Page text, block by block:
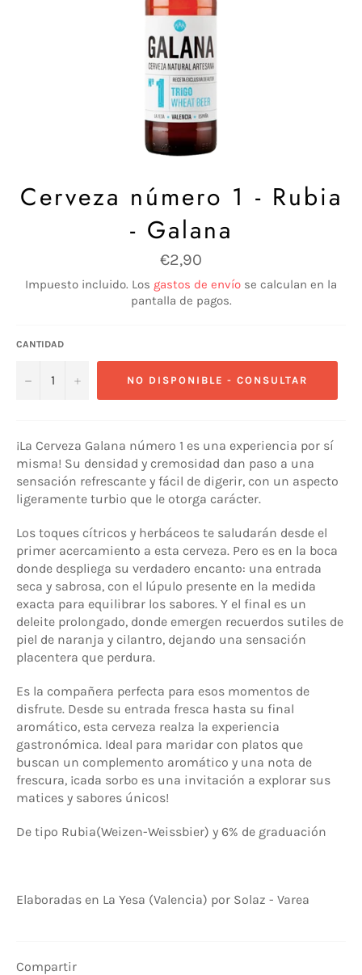
Cerveza número 1 - Rubia
- Galana
Precio
habitual
€2,90
Impuesto incluido. Los gastos de envío se calculan en la
pantalla de pagos.
CANTIDAD
− + NO DISPONIBLE - CONSULTAR
¡La Cerveza Galana número 1 es una experiencia por sí
misma! Su densidad y cremosidad dan paso a una
sensación refrescante y fácil de digerir, con un aspecto
ligeramente turbio que le otorga carácter.
Los toques cítricos y herbáceos te saludarán desde el
primer acercamiento a esta cerveza. Pero es en la boca
donde despliega su verdadero encanto: una entrada
seca y sabrosa, con el lúpulo presente en la medida
exacta para equilibrar los sabores. Y el final es un
deleite prolongado, donde emergen recuerdos sutiles de
piel de naranja y cilantro, dejando una sensación
placentera que perdura.
Es la compañera perfecta para esos momentos de
disfrute. Desde su entrada fresca hasta su final
aromático, esta cerveza realza la experiencia
gastronómica. Ideal para maridar con platos que
buscan un complemento aromático y una nota de
frescura, ¡cada sorbo es una invitación a explorar sus
matices y sabores únicos!
De tipo Rubia(Weizen-Weissbier) y 6% de graduación
Elaboradas en La Yesa (Valencia) por Solaz - Varea
Compartir